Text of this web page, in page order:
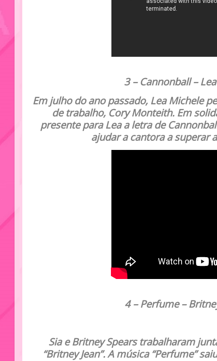
3– Cannonball –
Em julho do ano passado, Lea Michele
de trabalho, Cory Monteith. Em
presente para Lea a letra de
ajudar a cantora a superar
4– Perfume –
Sia e Britney Spears trabalharam
“Britney Jean”. A música “Perfume”